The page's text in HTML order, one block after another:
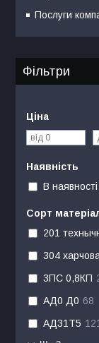
Послуги
Фільтри
Ціна
Наявність
В наявності
Сорт
201
304
3ПС 0,8КП
АД0 Д0 68
АД31Т5 121